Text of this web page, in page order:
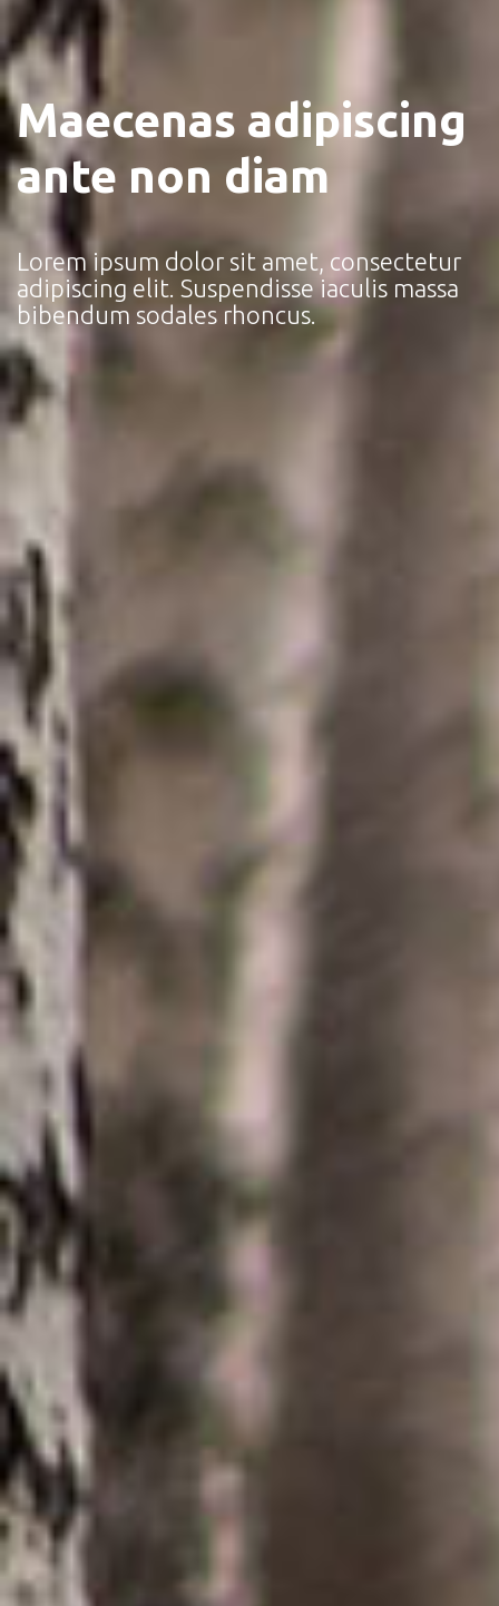
Maecenas adipiscing
ante non diam
Lorem ipsum dolor sit amet, consectetur
adipiscing elit. Suspendisse iaculis massa
bibendum sodales rhoncus.